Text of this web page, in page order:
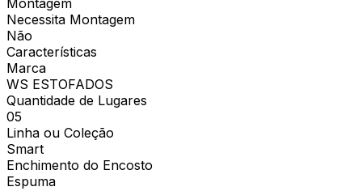
Necessita Montagem
Não
Características
Marca
WS ESTOFADOS
Quantidade de Lugares
05
Linha ou Coleção
Smart
Enchimento do Encosto
Espuma